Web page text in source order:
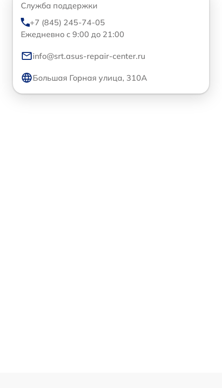
Служба поддержки
+7 (845) 245-74-05
Ежедневно с 9:00 до 21:00
info@srt.asus-repair-center.ru
Большая Горная улица, 310А